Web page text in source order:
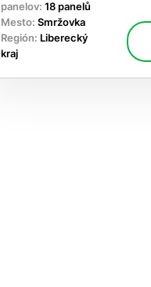
panelov:18 panelů
Mesto:Smržovka
Región: Liberecký
kraj